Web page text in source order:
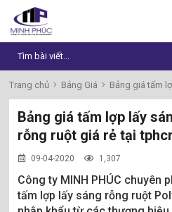
Trang chủ Bảng Giá Bảng giá tấm
Bảng giá tấm lợp lấy
rỗng ruột giá rẻ tại
09-04-2020 1,307
Công ty MINH PHÚC chuyên
tấm lợp lấy sáng rỗng ruột